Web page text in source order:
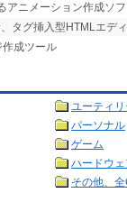
アニメーション作成ソフ
タグ挿入型HTMLエデ
成ツール
ユーティリ
パーソナル
ゲーム
ハードウェ
その他、